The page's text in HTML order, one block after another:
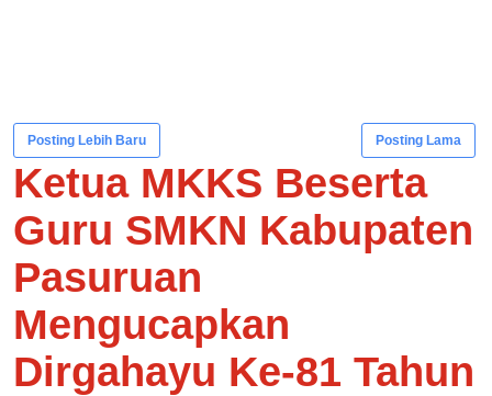
Posting Lebih Baru Posting Lama
Ketua MKKS Beserta
Guru SMKN Kabupaten
Pasuruan
Mengucapkan
Dirgahayu Ke-81 Tahun